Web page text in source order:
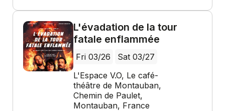
L'évadation de la tour
fatale enflammée
Fri 03/26
Sat 03/27
L'Espace V.O, Le café-
théâtre de Montauban,
Chemin de Paulet,
Montauban, France